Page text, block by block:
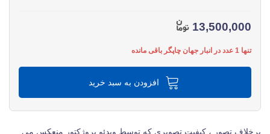
13,500,000
تنها 1 عدد در انبار جهان چاپگر باقی مانده
افزودن به سبد خرید
برخلاف تصور ، کیفیت تصویری که توسط ویدئو پروژکتور منعکس می